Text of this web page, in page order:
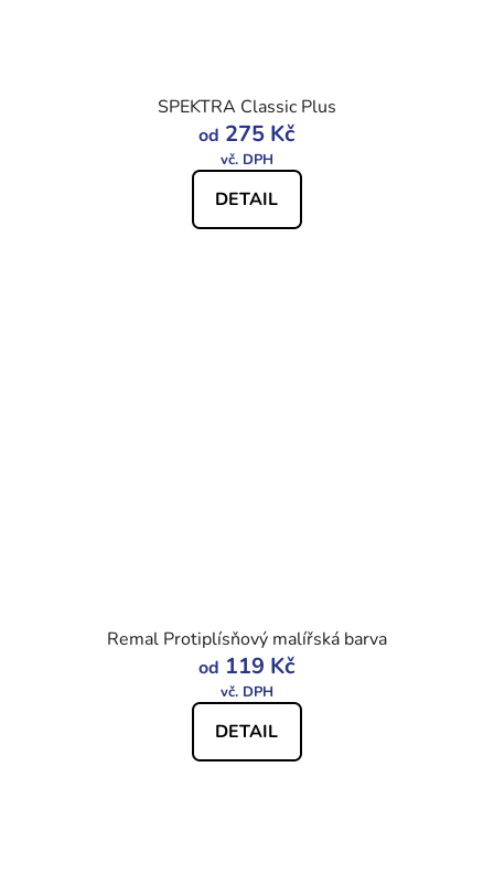
SPEKTRA Classic Plus
od 275 Kč
DETAIL
Remal Protiplísňový malířská barva
od 119 Kč
DETAIL